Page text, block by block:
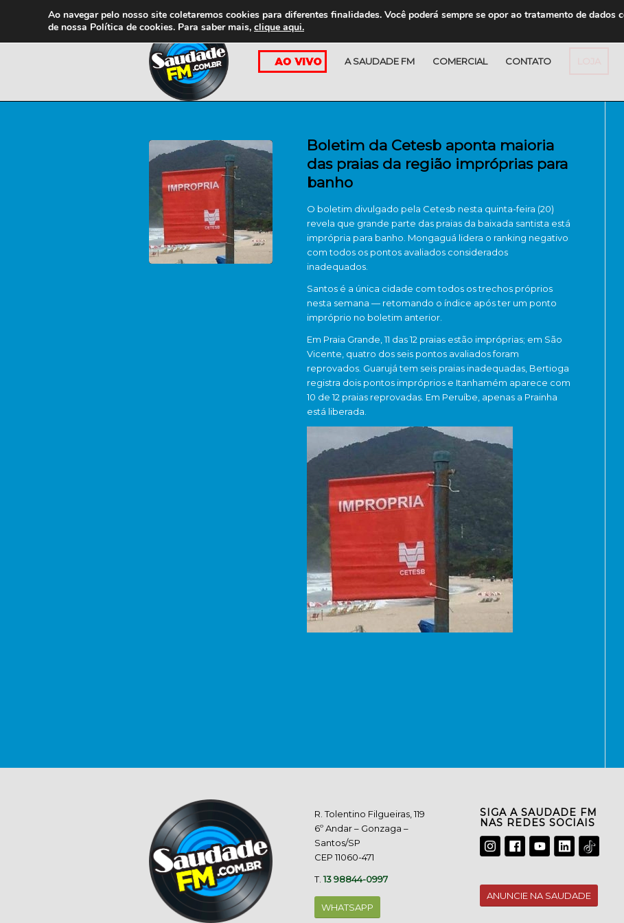
A SAUDADE FM COMERCIAL CONTATO
Boletim da Cetesb aponta maioria
das praias da região impróprias para
banho
O boletim divulgado pela Cetesb nesta quinta-feira (20)
revela que grande parte das praias da baixada santista está
imprópria para banho. Mongaguá lidera o ranking negativo
com todos os pontos avaliados considerados
inadequados.
Santos é a única cidade com todos os trechos próprios
nesta semana — retomando o índice após ter um ponto
impróprio no boletim anterior.
Em Praia Grande, 11 das 12 praias estão impróprias; em São
Vicente, quatro dos seis pontos avaliados foram
reprovados. Guarujá tem seis praias inadequadas, Bertioga
registra dois pontos impróprios e Itanhamém aparece com
10 de 12 praias reprovadas. Em Peruíbe, apenas a Prainha
está liberada.
R. Tolentino Filgueiras, 119
6º Andar – Gonzaga –
Santos/SP
CEP 11060-471
T.13 98844-0997
WHATSAPP
SIGA A SAUDADE FM
NAS REDES SOCIAIS
ANUNCIE NA SAUDADE
Ao navegar pelo nosso site coletaremos cookies para diferentes finalidades. Você poderá sempre se opor ao tratamento de dados
de nossa Política de cookies. Para saber mais, clique aqui.